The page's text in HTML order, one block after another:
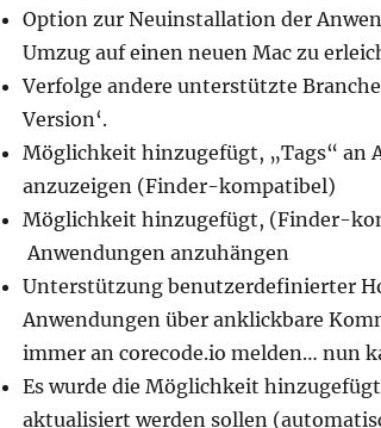
Option zur Neuinstallation der
Umzug auf einen neuen Mac zu
Verfolge andere unterstützte
Version‘.
Möglichkeit hinzugefügt, „Tags“ an
anzuzeigen (Finder-kompatibel)
Möglichkeit hinzugefügt, (Finder-
Anwendungen anzuhängen
Unterstützung benutzerdefinierter
Anwendungen über anklickbare
immer an corecode.io melden… nun
Es wurde die Möglichkeit
aktualisiert werden sollen